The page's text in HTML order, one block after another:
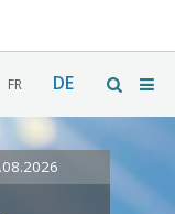
FR DE